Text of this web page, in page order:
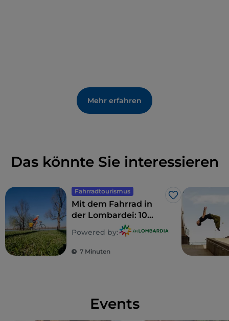
Mehr erfahren
Das könnte Sie interessieren
Fahrradtourismus
Like
Mit dem Fahrrad in
der Lombardei: 10
Routen für Familien
Powered by:
7 Minuten
Events